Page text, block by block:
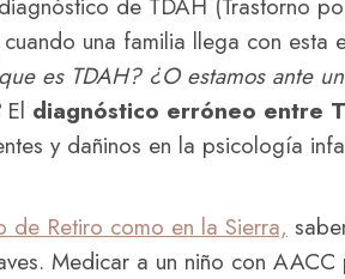
de TDAH (Trastorno
una familia llega con esta
es TDAH? ¿O estamos ante un
El diagnóstico erróneo entre
y dañinos en la psicología
de Retiro como en la Sierra,
Medicar a un niño con